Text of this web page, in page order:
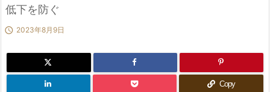
低下を防ぐ
 2023年8月9日
Copy